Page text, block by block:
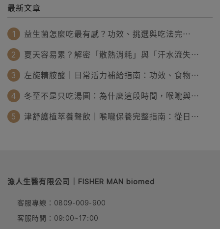
最新文章
1 益生菌怎麼吃最有感？功效、挑選與吃法完⋯
2 夏天容易累？解密「散熱消耗」與「汗水流失⋯
3 左旋精胺酸｜日常活力補給指南：功效、食物⋯
4 冬至不是只吃湯圓：為什麼這段時間，喉嚨與⋯
5 津舒護植萃養聲飲｜喉嚨保養完整指南：從日⋯
漁人生醫有限公司｜FISHER MAN biomed
客服專線：0809-009-900
客服時間：09:00~17:00